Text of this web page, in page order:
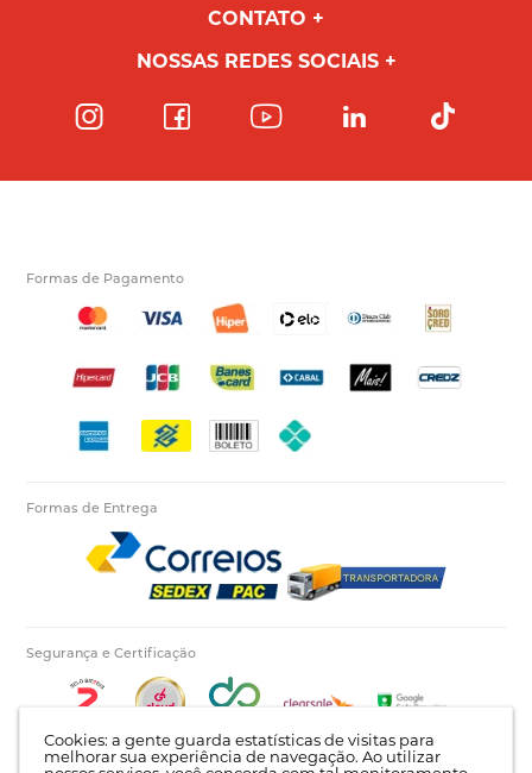
Cookies: a gente guarda estatísticas de visitas para
melhorar sua experiência de navegação. Ao utilizar
CONTATO
NOSSAS REDES SOCIAIS
Formas de Pagamento
Formas de Entrega
Segurança e Certificação